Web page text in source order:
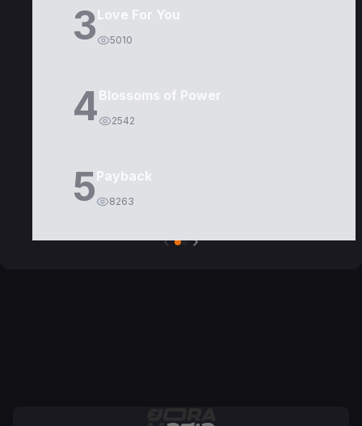
3Love For You
5010
4Blossoms of Power
2542
5Payback
8263